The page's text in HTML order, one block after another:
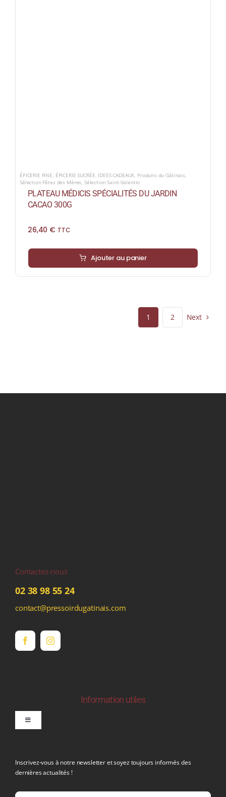
ÉPICERIE FINE ÉPICERIE SUCRÉE IDEES CADEAUX Produits du Gâtinais
Sélection Fêtes des Mères Sélection Saint-Valentin
PLATEAU MÉDICIS SPÉCIALITÉS DU JARDIN
CACAO 300G
26,40 € TTC
Ajouter au panier
1 2 Next
Contactez-nous
02 38 98 55 24
contact@pressoirdugatinais.com
Information utiles
Toggle
Inscrivez-vous à notre newsletter et soyez toujours informés des
dernières actualités !